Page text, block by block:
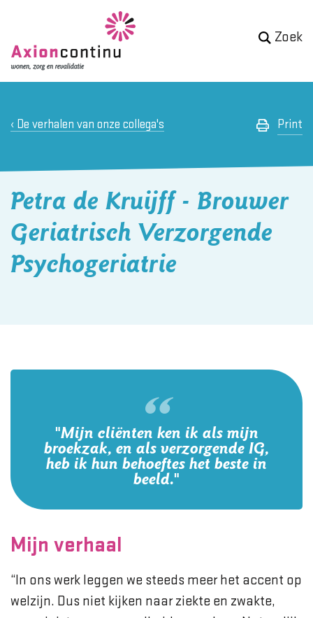
Zoek
De verhalen van onze collega's Print
Petra de Kruijff - Brouwer
Geriatrisch Verzorgende
Psychogeriatrie
"Mijn cliënten ken ik als mijn
broekzak, en als verzorgende IG,
heb ik hun behoeftes het beste in
beeld."
Mijn verhaal
“In ons werk leggen we steeds meer het accent op
welzijn. Dus niet kijken naar ziekte en zwakte,